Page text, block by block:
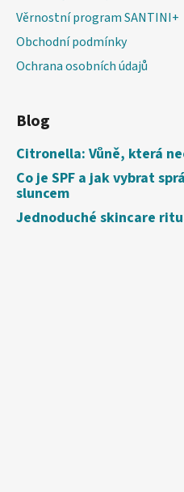
Věrnostní program SANTINI+
Obchodní podmínky
Ochrana osobních údajů
Blog
Citronella: Vůně, která
Co je SPF a jak vybrat
sluncem
Jednoduché skincare